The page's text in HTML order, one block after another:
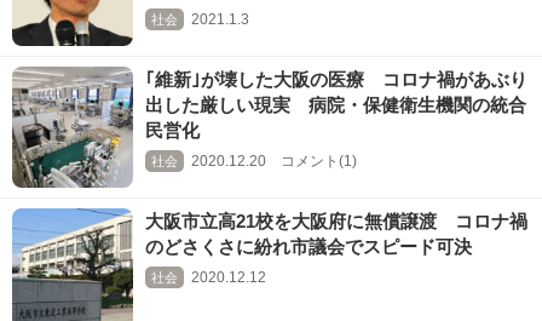
社会 2021.1.3
｢維新｣が壊した大阪の医療 コロナ禍があぶり
出した厳しい現実 病院・保健衛生機関の統合
民営化
社会 2020.12.20 コメント(1)
大阪市立高21校を大阪府に無償譲渡 コロナ禍
のどさくさに紛れ市議会でスピード可決
社会 2020.12.12